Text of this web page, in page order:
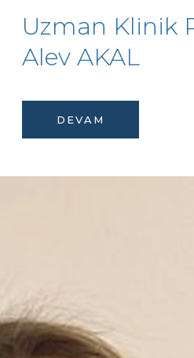
Uzman Klinik
Alev AKAL
DEVAM